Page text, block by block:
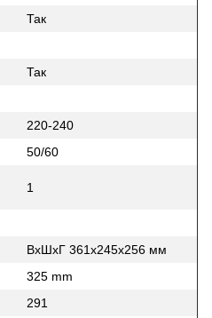
Так
Так
220-240
50/60
1
ВxШxГ 361x245x256 мм
325 mm
291